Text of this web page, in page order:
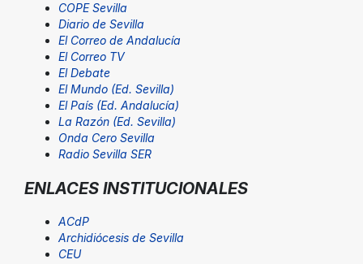
COPE Sevilla
Diario de Sevilla
El Correo de Andalucía
El Correo TV
El Debate
El Mundo (Ed. Sevilla)
El País (Ed. Andalucía)
La Razón (Ed. Sevilla)
Onda Cero Sevilla
Radio Sevilla SER
ENLACES INSTITUCIONALES
ACdP
Archidiócesis de Sevilla
CEU